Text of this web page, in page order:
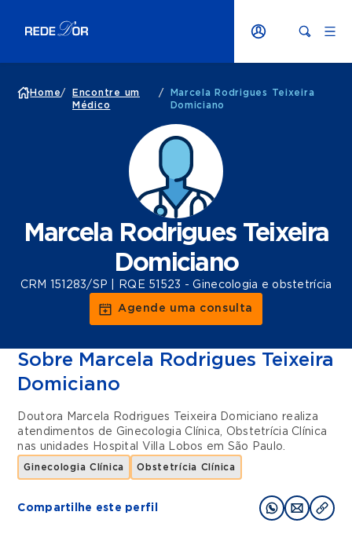
Home/
Encontre um
Médico
/
Marcela Rodrigues Teixeira
Domiciano
Marcela Rodrigues Teixeira
Domiciano
CRM 151283/SP | RQE 51523 - Ginecologia e obstetrícia
Agende uma consulta
Sobre Marcela Rodrigues Teixeira
Domiciano
Doutora Marcela Rodrigues Teixeira Domiciano realiza
atendimentos de Ginecologia Clínica, Obstetrícia Clínica
nas unidades
Hospital Villa Lobos em São Paulo.
Ginecologia Clínica Obstetrícia Clínica
Compartilhe este perfil